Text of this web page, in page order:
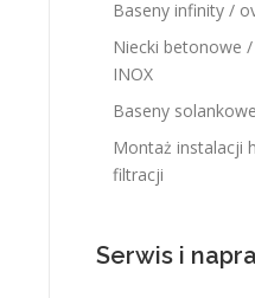
Baseny infinity /
Niecki betonowe
INOX
Baseny
Montaż instalacji
filtracji
Serwis i